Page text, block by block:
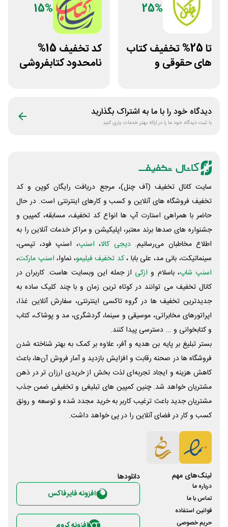
25%
تا 25% تخفیف کتاب
های حقوقی و
15%
کد تخفیف 15%
نامحدود کتابفروشی
دیدگاه خود را با ما به اشتراک بگذارید
با ثبت دیدگاه خود ما را در ارائه بهتر خدمات یاری کنید
سایت کانال تخفیف (آف چنل)، مرجع دریافت رایگان کوپن و کد
تخفیف فروشگاه های آنلاین و کسب و‌ کارهای اینترنتی است. در حال
حاضر با همراهی استارت آپ ها انواع کد تخفیف، مسابقه، کمپین و
جشنواره های صدها برند معتبر، اپلیکیشن و مراکز خدمات آنلاین را به
اطلاع مخاطبان می‌رسانیم. دیجی کالا، اسنپ، اسنپ فود، تپسی،
سینماتیکت، بانی مد، علی‌ بابا ،کد تخفیف فیلیمو، نماوا، اسنپ مارکت،
اسنپ شاپ، باسلام و ازکی از جمله این وبسایت ‌هاست. کاربران در
کانال تخفیف می توانند در کوتاه ترین زمان و با چند کلیک ساده به
جدیدترین تخفیف ها در گروه تاکسی اینترنتی، سفارش آنلاین غذا،
اپراتورهای مخابراتی، موسیقی و سینما، گردشگری، مد و پوشاک، کتاب
و کتابخوانی و ... دسترسی پیدا کنند.
بستر تبلیغ بر پایه بن هدیه و آفر، علاوه بر کمک به بهتر شناخته شدن
فروشگاه ها در صحنه رقابت و افزایش بازدید و آمار فروش آن‌ها، باعث
کاهش هزینه و ایجاد تجربه‌ای لذت بخش از خریدی ارزان تر در ذهن
مشتریان خواهد شد. چنین کمپین های تبلیغی و تخفیفی ضمن جذب
مشتریان جدید باعث ترغیب کاربر به خرید مجدد شده و توسعه و رونق
کسب و کار در فضای آنلاین را در پی خواهد داشت.
لینک‌های مهم
درباره ما
تماس با ما
قوانین استفاده
حریم خصوصی
دانلود‌ها
افزونه فایرفاکس